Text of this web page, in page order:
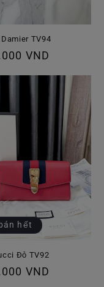
TV94
VND
hết
Đỏ TV92
VND